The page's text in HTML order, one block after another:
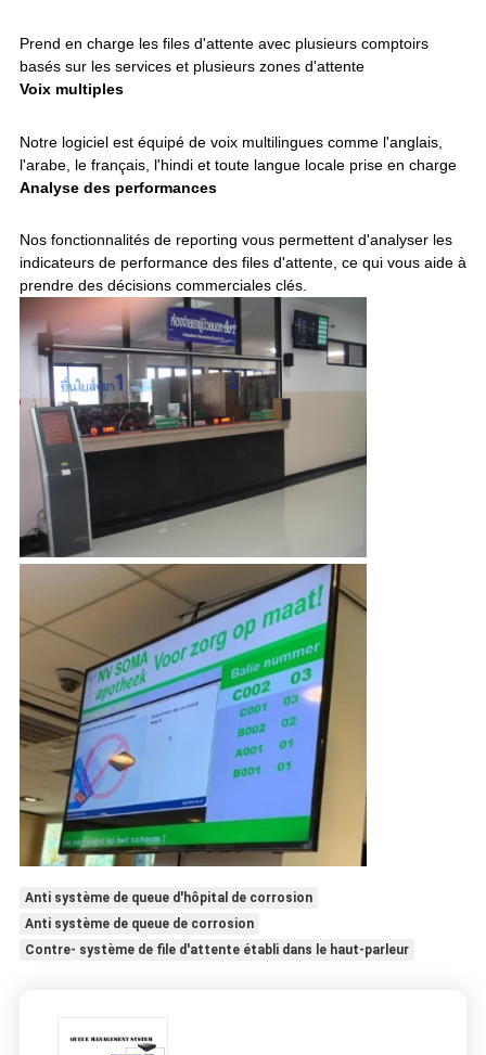
Prend en charge les files d'attente avec plusieurs comptoirs
basés sur les services et plusieurs zones d'attente
Voix multiples
Notre logiciel est équipé de voix multilingues comme l'anglais,
l'arabe, le français, l'hindi et toute langue locale prise en charge
Analyse des performances
Nos fonctionnalités de reporting vous permettent d'analyser les
indicateurs de performance des files d'attente, ce qui vous aide à
prendre des décisions commerciales clés.
Anti système de queue d'hôpital de corrosion
Anti système de queue de corrosion
Contre- système de file d'attente établi dans le haut-parleur